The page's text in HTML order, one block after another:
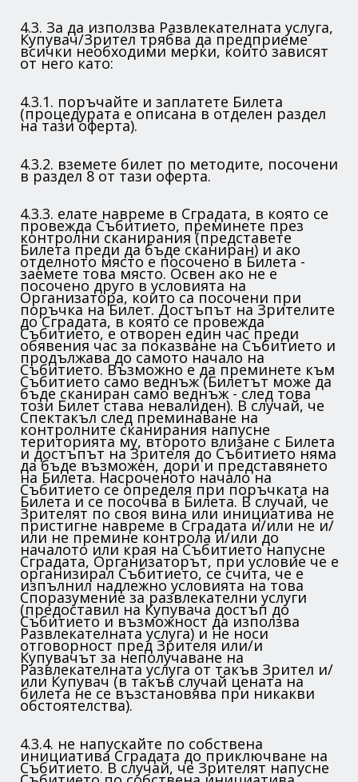
4.3. За да използва Развлекателната услуга,
Купувач/Зрител трябва да предприеме
всички необходими мерки, които зависят
от него като:
4.3.1. поръчайте и заплатете Билета
(процедурата е описана в отделен раздел
на тази оферта).
4.3.2. вземете билет по методите, посочени
в раздел 8 от тази оферта.
4.3.3. елате навреме в Сградата, в която се
провежда Събитието, преминете през
контролни сканирания (представете
Билета преди да бъде сканиран) и ако
отделното място е посочено в Билета -
заемете това място. Освен ако не е
посочено друго в условията на
Организатора, които са посочени при
поръчка на Билет. Достъпът на Зрителите
до Сградата, в която се провежда
Събитието, е отворен един час преди
обявения час за показване на Събитието и
продължава до самото начало на
Събитието. Възможно е да преминете към
Събитието само веднъж (Билетът може да
бъде сканиран само веднъж - след това
този Билет става невалиден). В случай, че
Спектакъл след преминаване на
контролните сканирания напусне
територията му, второто влизане с Билета
и достъпът на Зрителя до Събитието няма
да бъде възможен, дори и представянето
на Билета. Насроченото начало на
Събитието се определя при поръчката на
Билета и се посочва в Билета. В случай, че
Зрителят по своя вина или инициатива не
пристигне навреме в Сградата и/или не и/
или не премине контрола и/или до
началото или края на Събитието напусне
Сградата, Организаторът, при условие че е
организирал Събитието, се счита, че е
изпълнил надлежно условията на това
Споразумение за развлекателни услуги
(предоставил на Купувача достъп до
Събитието и възможност да използва
Развлекателната услуга) и не носи
отговорност пред Зрителя или/и
Купувачът за неполучаване на
Развлекателната услуга от такъв Зрител и/
или Купувач (в такъв случай цената на
билета не се възстановява при никакви
обстоятелства).
4.3.4. не напускайте по собствена
инициатива Сградата до приключване на
Събитието. В случай, че Зрителят напусне